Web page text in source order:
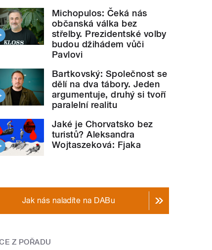
Michopulos: Čeká nás
občanská válka bez
střelby. Prezidentské volby
budou džihádem vůči
Pavlovi
Bartkovský: Společnost se
dělí na dva tábory. Jeden
argumentuje, druhý si tvoří
paralelní realitu
Jaké je Chorvatsko bez
turistů? Aleksandra
Wojtaszeková: Fjaka
Jak nás naladíte na DABu
Z POŘADU